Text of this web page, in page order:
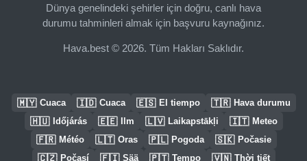
Dünya genelindeki şehirler için doğru, canlı hava
durumu tahminleri almak için başvuru kaynağınız.
Hava.best © 2026. Tüm Hakları Saklıdır.
🇲🇾 Cuaca 🇮🇩 Cuaca 🇪🇸 El tiempo 🇹🇷 Hava durumu
🇭🇺 Időjárás 🇪🇪 Ilm 🇱🇻 Laikapstākļi 🇮🇹 Meteo
🇫🇷 Météo 🇱🇹 Oras 🇵🇱 Pogoda 🇸🇰 Počasie
🇨🇿 Počasí 🇫🇮 Sää 🇵🇹 Tempo 🇻🇳 Thời tiết